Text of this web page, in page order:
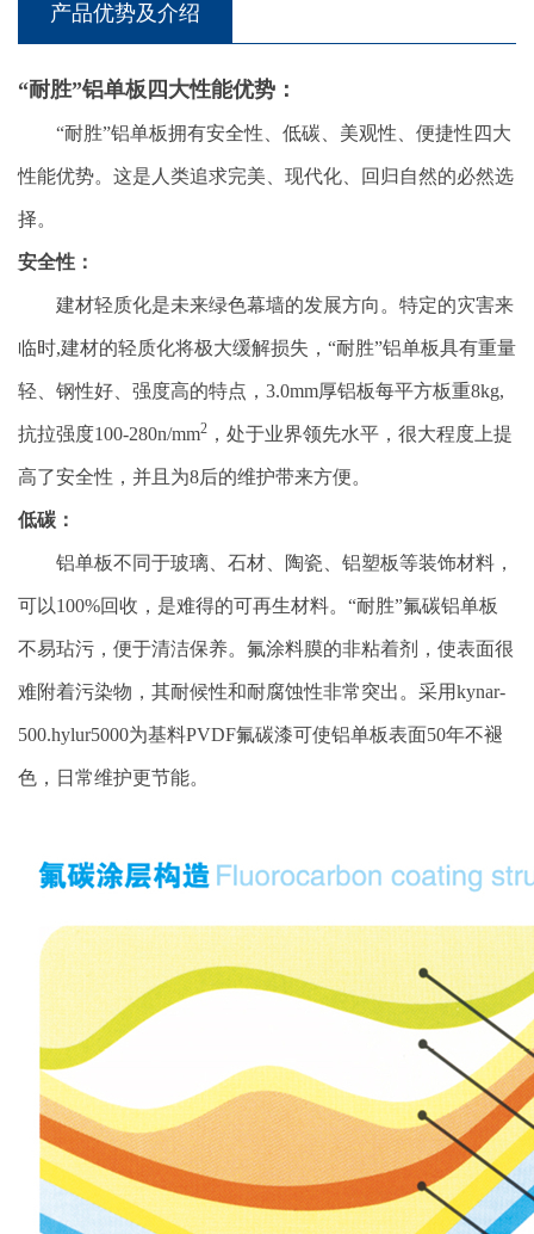
产品优势及介绍
“耐胜”铝单板四大性能优势：
“耐胜”铝单板拥有安全性、低碳、美观性、便捷性四大
性能优势。这是人类追求完美、现代化、回归自然的必然选
择。
安全性：
建材轻质化是未来绿色幕墙的发展方向。特定的灾害来
临时,建材的轻质化将极大缓解损失，“耐胜”铝单板具有重量
轻、钢性好、强度高的特点，3.0mm厚铝板每平方板重8kg,
抗拉强度100-280n/mm2 ，处于业界领先水平，很大程度上提
高了安全性，并且为8后的维护带来方便。
低碳：
铝单板不同于玻璃、石材、陶瓷、铝塑板等装饰材料，
可以100%回收，是难得的可再生材料。“耐胜”氟碳铝单板
不易玷污，便于清洁保养。氟涂料膜的非粘着剂，使表面很
难附着污染物，其耐候性和耐腐蚀性非常突出。采用kynar-
500.hylur5000为基料PVDF氟碳漆可使铝单板表面50年不褪
色，日常维护更节能。